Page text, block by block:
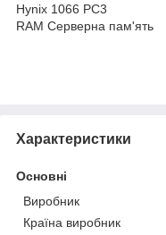
Hynix 1066 PC3
RAM Серверна пам'ять
Характеристики
Основні
Виробник
Країна виробник